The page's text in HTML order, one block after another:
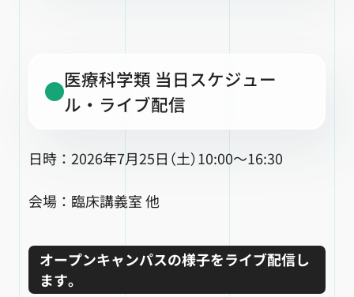
医療科学類 当日スケジュー
ル・ライブ配信
日時：2026年7月25日（土）10:00～16:30
会場：臨床講義室 他
オープンキャンパスの様子をライブ配信し
ます。